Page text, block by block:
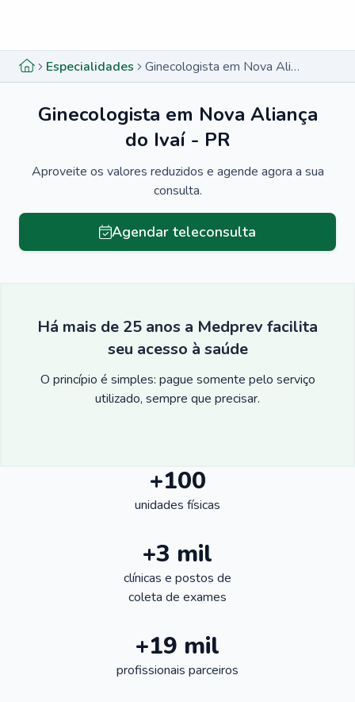
Especialidades Ginecologista em Nova Aliança do Ivaí - PR
Ginecologista em Nova Aliança
do Ivaí - PR
Aproveite os valores reduzidos e agende agora a sua
consulta.
Agendar teleconsulta
Há mais de 25 anos a Medprev facilita
seu acesso à saúde
O princípio é simples: pague somente pelo serviço
utilizado, sempre que precisar.
+100
unidades físicas
+3 mil
clínicas e postos de
coleta de exames
+19 mil
profissionais parceiros